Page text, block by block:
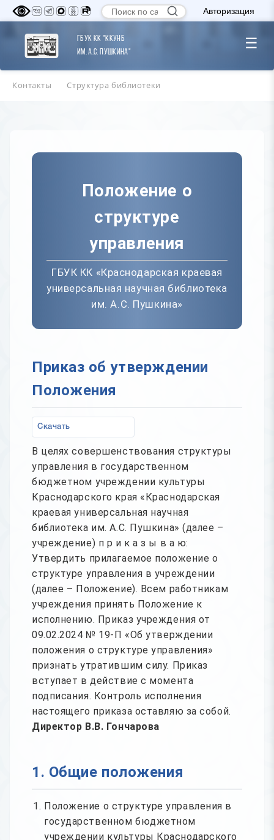
Авторизация
ГБУК КК "ККУНБ
им. А.С. Пушкина"
☰
Контакты Структура библиотеки
Положение о
структуре
управления
ГБУК КК «Краснодарская краевая
универсальная научная библиотека
им. А.С. Пушкина»
Приказ об утверждении
Положения
Скачать
В целях совершенствования структуры
управления в государственном
бюджетном учреждении культуры
Краснодарского края «Краснодарская
краевая универсальная научная
библиотека им. А.С. Пушкина» (далее –
учреждение) п р и к а з ы в а ю:
Утвердить прилагаемое положение о
структуре управления в учреждении
(далее – Положение). Всем работникам
учреждения принять Положение к
исполнению. Приказ учреждения от
09.02.2024 № 19-П «Об утверждении
положения о структуре управления»
признать утратившим силу. Приказ
вступает в действие с момента
подписания. Контроль исполнения
настоящего приказа оставляю за собой.
Директор В.В. Гончарова
1. Общие положения
Положение о структуре управления в
государственном бюджетном
учреждении культуры Краснодарского